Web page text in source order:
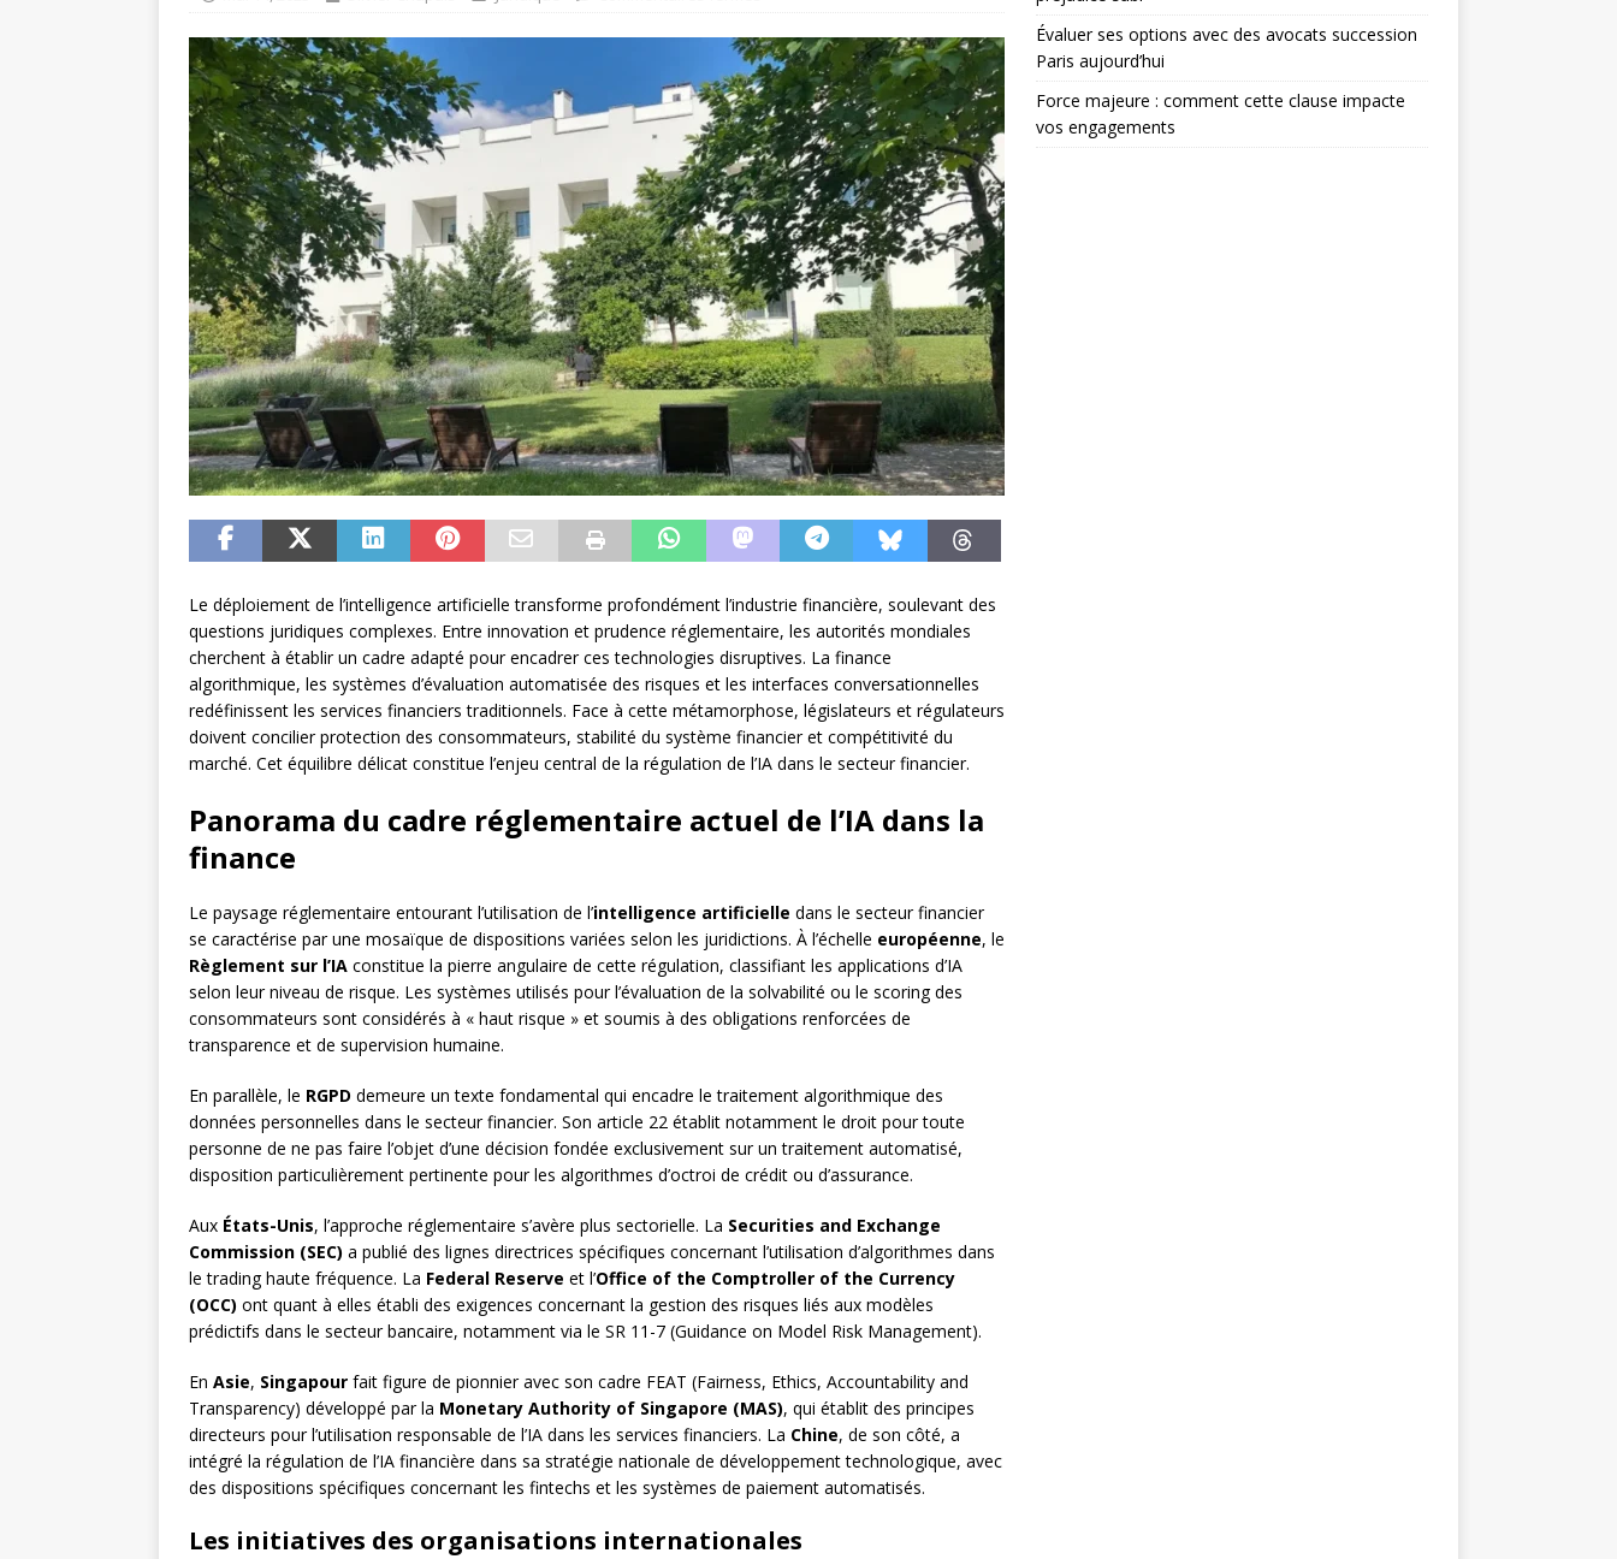
Le déploiement de l’intelligence artificielle transforme profondément l’industrie financière, soulevant des
questions juridiques complexes. Entre innovation et prudence réglementaire, les autorités mondiales
cherchent à établir un cadre adapté pour encadrer ces technologies disruptives. La finance
algorithmique, les systèmes d’évaluation automatisée des risques et les interfaces conversationnelles
redéfinissent les services financiers traditionnels. Face à cette métamorphose, législateurs et régulateurs
doivent concilier protection des consommateurs, stabilité du système financier et compétitivité du
marché. Cet équilibre délicat constitue l’enjeu central de la régulation de l’IA dans le secteur financier.
Panorama du cadre réglementaire actuel de l’IA dans la
finance
Le paysage réglementaire entourant l’utilisation de l’intelligence artificielle dans le secteur financier
se caractérise par une mosaïque de dispositions variées selon les juridictions. À l’échelle européenne, le
Règlement sur l’IA constitue la pierre angulaire de cette régulation, classifiant les applications d’IA
selon leur niveau de risque. Les systèmes utilisés pour l’évaluation de la solvabilité ou le scoring des
consommateurs sont considérés à « haut risque » et soumis à des obligations renforcées de
transparence et de supervision humaine.
En parallèle, le RGPD demeure un texte fondamental qui encadre le traitement algorithmique des
données personnelles dans le secteur financier. Son article 22 établit notamment le droit pour toute
personne de ne pas faire l’objet d’une décision fondée exclusivement sur un traitement automatisé,
disposition particulièrement pertinente pour les algorithmes d’octroi de crédit ou d’assurance.
Aux États-Unis, l’approche réglementaire s’avère plus sectorielle. La Securities and Exchange
Commission (SEC) a publié des lignes directrices spécifiques concernant l’utilisation d’algorithmes dans
le trading haute fréquence. La Federal Reserve et l’Office of the Comptroller of the Currency
(OCC) ont quant à elles établi des exigences concernant la gestion des risques liés aux modèles
prédictifs dans le secteur bancaire, notamment via le SR 11-7 (Guidance on Model Risk Management).
En Asie, Singapour fait figure de pionnier avec son cadre FEAT (Fairness, Ethics, Accountability and
Transparency) développé par la Monetary Authority of Singapore (MAS), qui établit des principes
directeurs pour l’utilisation responsable de l’IA dans les services financiers. La Chine, de son côté, a
intégré la régulation de l’IA financière dans sa stratégie nationale de développement technologique, avec
des dispositions spécifiques concernant les fintechs et les systèmes de paiement automatisés.
Les initiatives des organisations internationales
Évaluer ses options avec des avocats succession
Paris aujourd’hui
Force majeure : comment cette clause impacte
vos engagements